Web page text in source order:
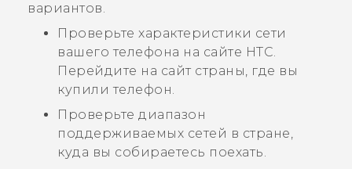
вариантов.
Проверьте характеристики сети
вашего телефона на сайте HTC.
Перейдите на сайт страны, где вы
купили телефон.
Проверьте диапазон
поддерживаемых сетей в стране,
куда вы собираетесь поехать.